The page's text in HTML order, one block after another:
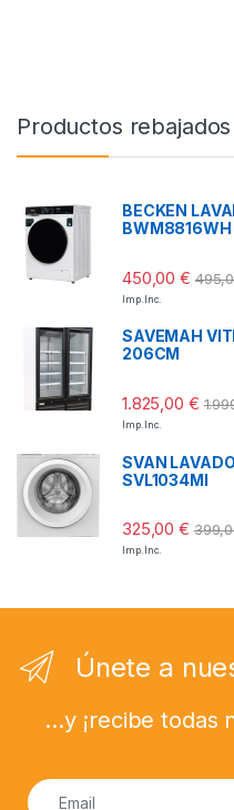
Productos rebajados
BECKEN
450,00€
Imp. Inc.
SAVEMAH
206CM
1.825,00 €
Imp. Inc.
SVAN
SVL1034MI
325,00€
Imp. Inc.
Únete a
...y ¡recibe todas